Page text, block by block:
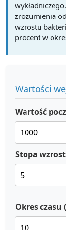
zrozumienia
wzrostu
procent w
Wartości
Wartość
Stopa
Okres czasu